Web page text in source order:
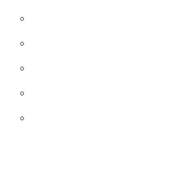
0
0
0
0
0